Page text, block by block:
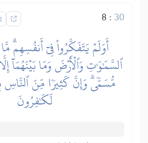
8 : 30
أَوَلَمۡ يَتَفَكَّرُواْ فِيٓ أَنفُسِهِمۗ
ٱلسَّمَٰوَٰتِ وَٱلۡأَرۡضَ وَمَا بَيۡنَهُمَآ
مُّسَمّٗىۗ وَإِنَّ كَثِيرٗا مِّنَ ٱلنَّاسِ
لَكَٰفِرُونَ